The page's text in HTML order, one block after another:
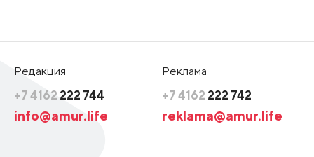
Редакция
+7 4162 222 744
info@amur.life
Реклама
+7 4162 222 742
reklama@amur.life